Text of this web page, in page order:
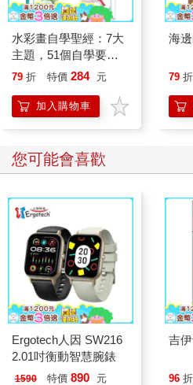
水彩畫自學聖經：7大
主題，51個自學要
點，一本最全面的水彩
79 折 特價 284 元
加入購物車
海
79 折
您可能會喜歡
Ergotech人因 SW216
2.01吋衡動智慧腕錶
1590 特價 890 元
吉
96 折